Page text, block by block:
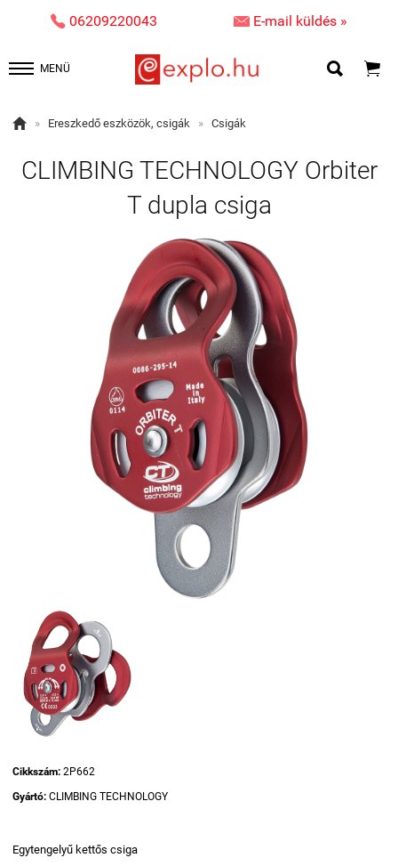
 06209220043  E-mail küldés »
MENÜ  
 » Ereszkedő eszközök, csigák » Csigák
CLIMBING TECHNOLOGY Orbiter
T dupla csiga
Cikkszám: 2P662
Gyártó: CLIMBING TECHNOLOGY
Egytengelyű kettős csiga